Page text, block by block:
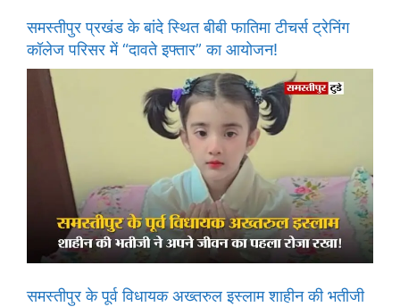
समस्तीपुर प्रखंड के बांदे स्थित बीबी फातिमा टीचर्स ट्रेनिंग
कॉलेज परिसर में “दावते इफ्तार” का आयोजन!
समस्तीपुर के पूर्व विधायक अख्तरुल इस्लाम शाहीन की भतीजी